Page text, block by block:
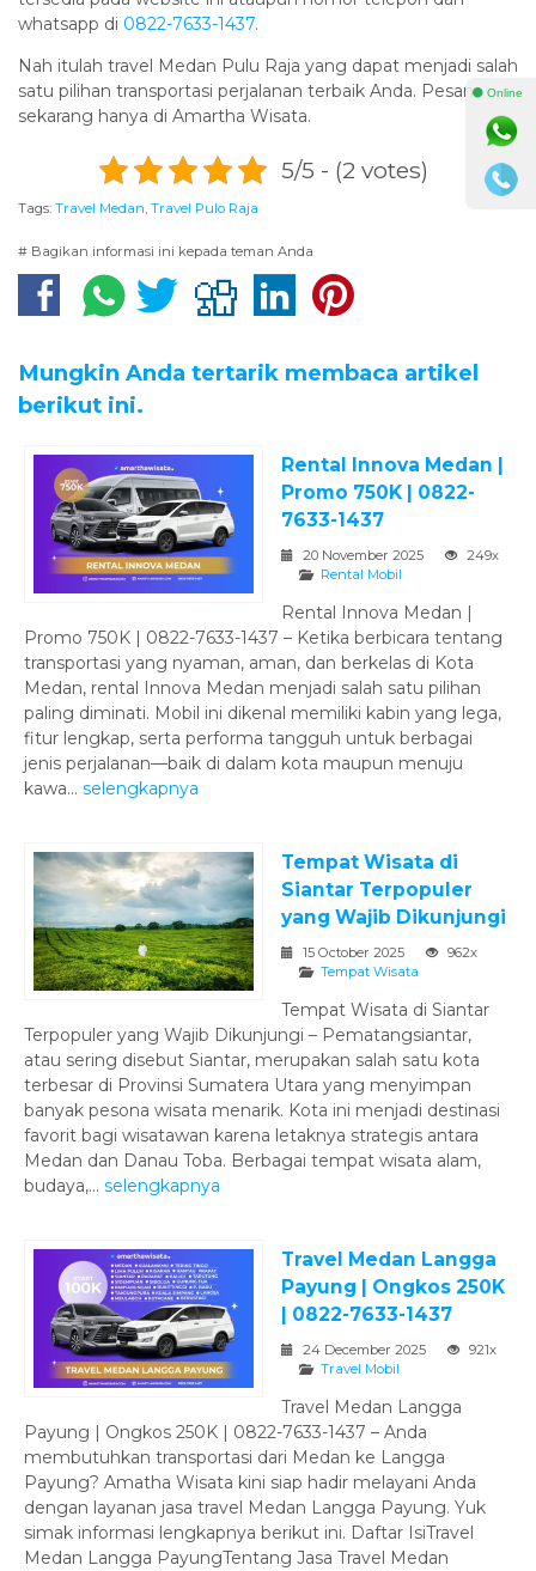
whatsapp di 0822-7633-1437.
Nah itulah travel Medan Pulu Raja yang dapat menjadi salah
satu pilihan transportasi perjalanan terbaik Anda. Pesan
sekarang hanya di Amartha Wisata.
5/5 - (2 votes)
Tags: Travel Medan, Travel Pulo Raja
# Bagikan informasi ini kepada teman Anda
Mungkin Anda tertarik membaca artikel
berikut ini.
Rental Innova Medan |
Promo 750K | 0822-
7633-1437
20 November 2025
249x
Rental Mobil
Rental Innova Medan |
Promo 750K | 0822-7633-1437 – Ketika berbicara tentang
transportasi yang nyaman, aman, dan berkelas di Kota
Medan, rental Innova Medan menjadi salah satu pilihan
paling diminati. Mobil ini dikenal memiliki kabin yang lega,
fitur lengkap, serta performa tangguh untuk berbagai
jenis perjalanan—baik di dalam kota maupun menuju
kawa... selengkapnya
Tempat Wisata di
Siantar Terpopuler
yang Wajib Dikunjungi
15 October 2025
962x
Tempat Wisata
Tempat Wisata di Siantar
Terpopuler yang Wajib Dikunjungi – Pematangsiantar,
atau sering disebut Siantar, merupakan salah satu kota
terbesar di Provinsi Sumatera Utara yang menyimpan
banyak pesona wisata menarik. Kota ini menjadi destinasi
favorit bagi wisatawan karena letaknya strategis antara
Medan dan Danau Toba. Berbagai tempat wisata alam,
budaya,... selengkapnya
Travel Medan Langga
Payung | Ongkos 250K
| 0822-7633-1437
24 December 2025
921x
Travel Mobil
Travel Medan Langga
Payung | Ongkos 250K | 0822-7633-1437 – Anda
membutuhkan transportasi dari Medan ke Langga
Payung? Amatha Wisata kini siap hadir melayani Anda
dengan layanan jasa travel Medan Langga Payung. Yuk
simak informasi lengkapnya berikut ini. Daftar IsiTravel
Medan Langga PayungTentang Jasa Travel Medan
⚫ Online